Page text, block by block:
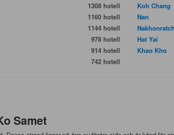
1308 hotell
1160 hotell
1144 hotell
978 hotell
914 hotell
742 hotell
Koh Chang
Nan
Hat Yai
Khao Kho
Samet